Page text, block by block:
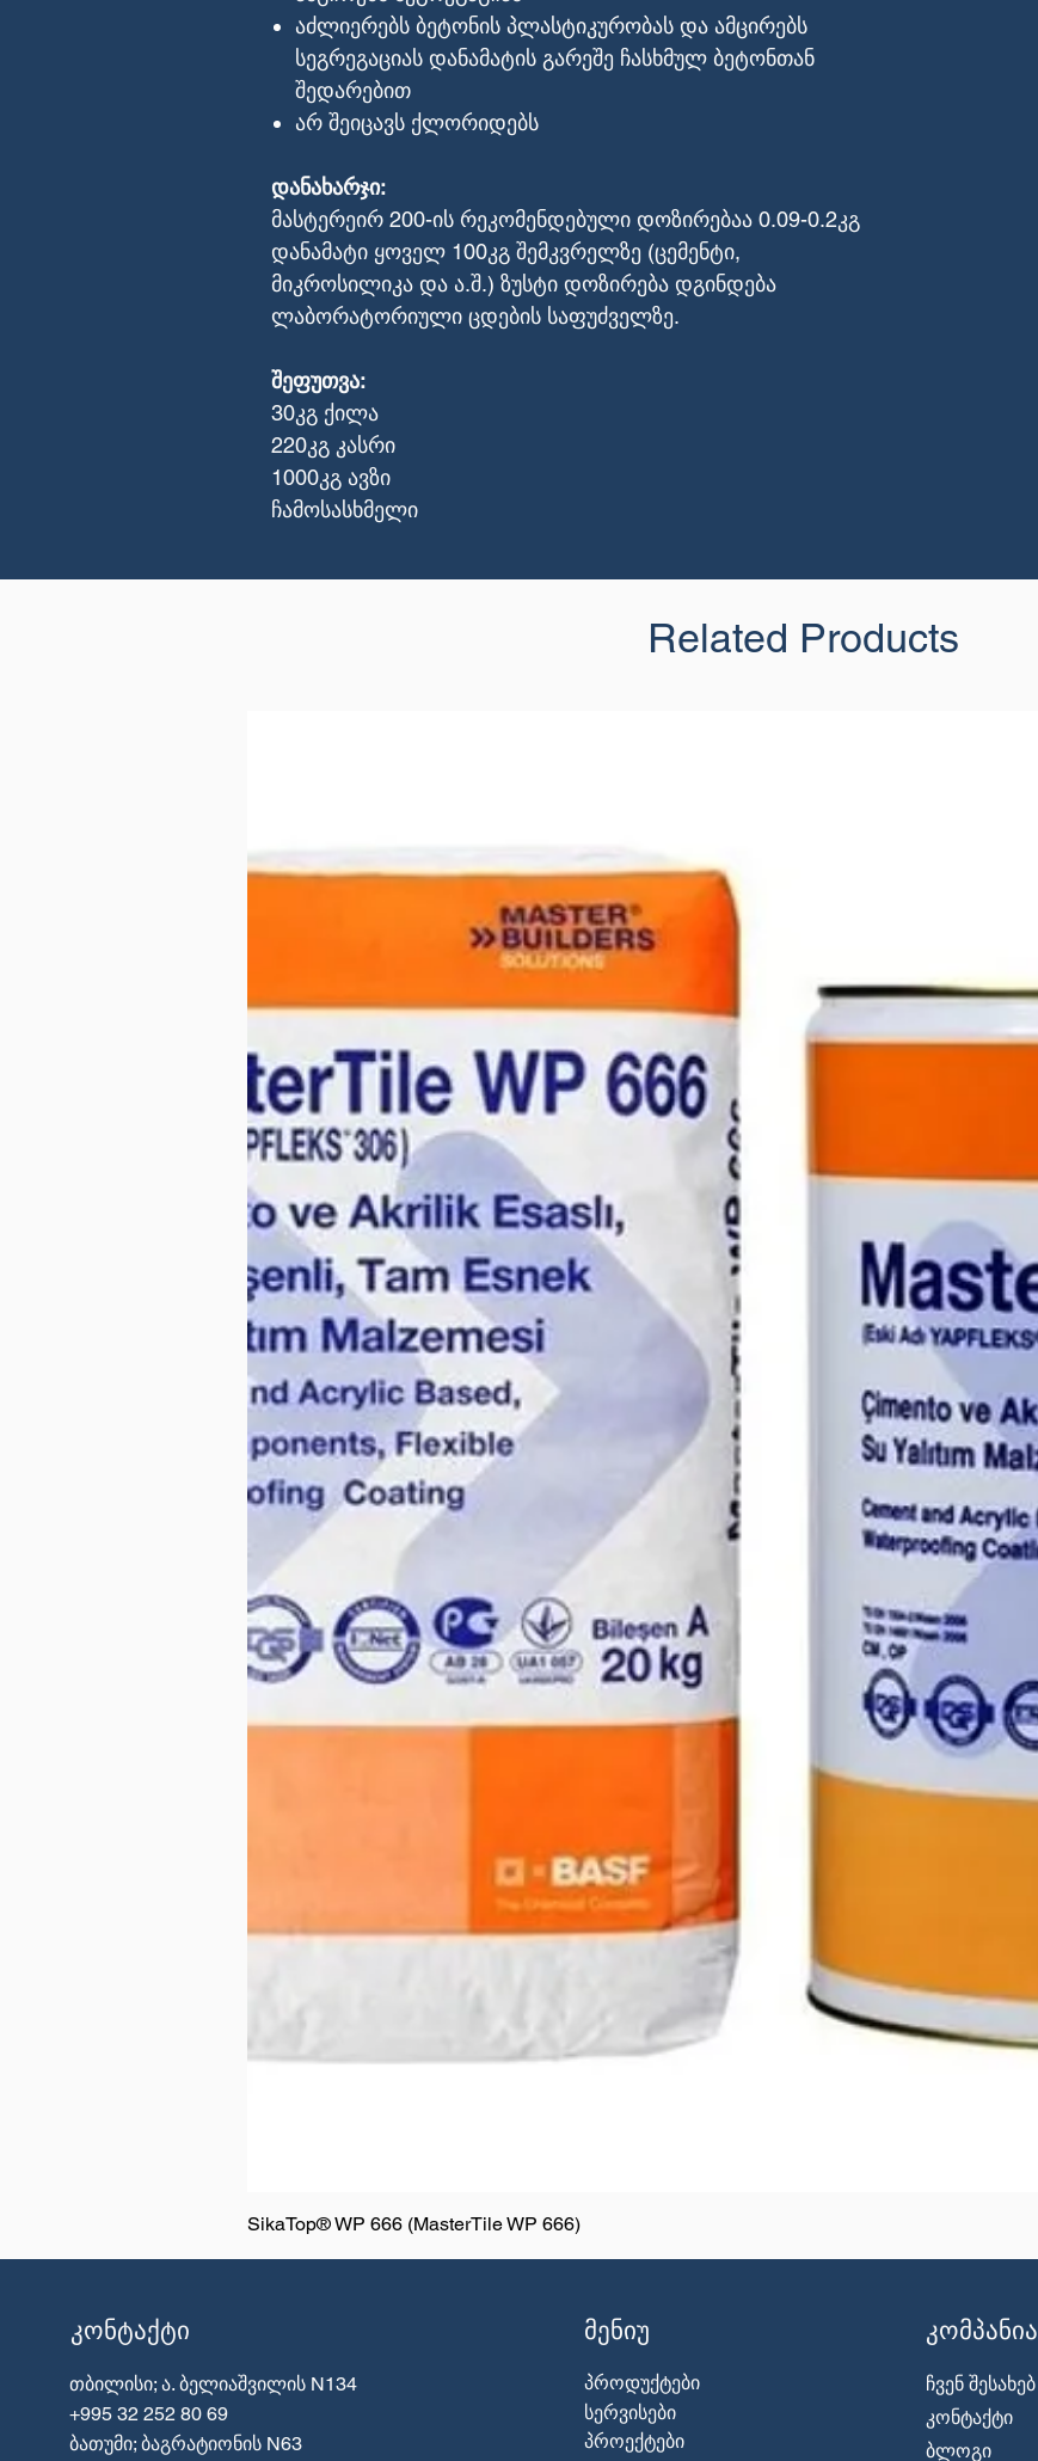
აძლიერებს ბეტონის პლასტიკურობას და ამცირებს
სეგრეგაციას დანამატის გარეშე ჩასხმულ ბეტონთან
შედარებით
არ შეიცავს ქლორიდებს
დანახარჯი:
მასტერეირ 200-ის რეკომენდებული დოზირებაა 0.09-0.2კგ
დანამატი ყოველ 100კგ შემკვრელზე (ცემენტი,
მიკროსილიკა და ა.შ.) ზუსტი დოზირება დგინდება
ლაბორატორიული ცდების საფუძველზე.
შეფუთვა:
30კგ ქილა
220კგ კასრი
1000კგ ავზი
ჩამოსასხმელი
Related Products
SikaTop® WP 666 (MasterTile WP 666)
კონტაქტი
თბილისი; ა. ბელიაშვილის N134
+995 32 252 80 69
ბათუმი; ბაგრატიონის N63
მენიუ
პროდუქტები
სერვისები
პროექტები
კომპანია
ჩვენ შესახებ
კონტაქტი
ბლოგი